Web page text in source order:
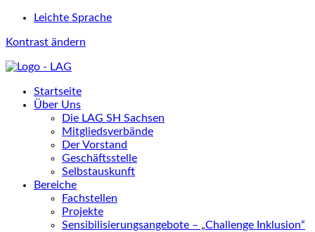
Leichte Sprache
Kontrast ändern
Startseite
Über Uns
Die LAG SH Sachsen
Mitgliedsverbände
Der Vorstand
Geschäftsstelle
Selbstauskunft
Bereiche
Fachstellen
Projekte
Sensibilisierungsangebote – „Challenge Inklusion“